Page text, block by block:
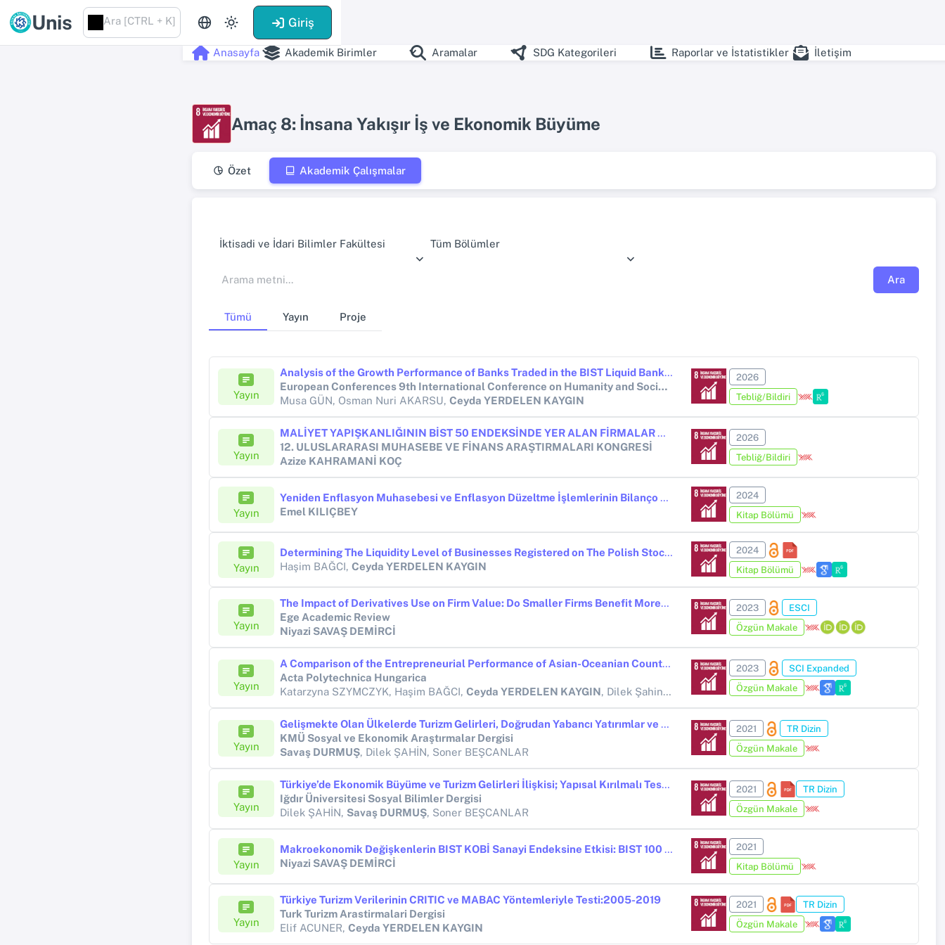
Unis Ara [CTRL + K] Giriş
Anasayfa Akademik Birimler Aramalar SDG Kategorileri Raporlar ve İstatistikler İletişim
Amaç 8: İnsana Yakışır İş ve Ekonomik Büyüme
Özet Akademik Çalışmalar
İktisadi ve İdari Bilimler Fakültesi Tüm Bölümler
Ara
Tümü Yayın Proje
Yayın
Analysis of the Growth Performance of Banks Traded in the BIST Liquid Bank Index: An Entropy and MAIRCA Approach
European Conferences 9th International Conference on Humanity and Social Sciences
Musa GÜN, Osman Nuri AKARSU, Ceyda YERDELEN KAYGIN
2026
Tebliğ/Bildiri
Yayın
MALİYET YAPIŞKANLIĞININ BİST 50 ENDEKSİNDE YER ALAN FİRMALAR ÜZERİNDE İNCELENMESİ
12. ULUSLARARASI MUHASEBE VE FİNANS ARAŞTIRMALARI KONGRESİ
Azize KAHRAMANİ KOÇ
2026
Tebliğ/Bildiri
Yayın
Yeniden Enflasyon Muhasebesi ve Enflasyon Düzeltme İşlemlerinin Bilanço Üzerindeki Etkisine Yönelik Bir Uygulama
Emel KILIÇBEY
2024
Kitap Bölümü
Yayın
Determining The Liquidity Level of Businesses Registered on The Polish Stock Exchange
Haşim BAĞCI, Ceyda YERDELEN KAYGIN
2024
Kitap Bölümü
Yayın
The Impact of Derivatives Use on Firm Value: Do Smaller Firms Benefit More? (Evidence from Borsa Istanbul)
Ege Academic Review
Niyazi SAVAŞ DEMİRCİ
2023
ESCI
Özgün Makale
Yayın
A Comparison of the Entrepreneurial Performance of Asian-Oceanian Countries via the Multi-Criteria Decision-Making Techniques of Critic, Aras, Waspas, Mairca and Borda Count Methods
Acta Polytechnica Hungarica
Katarzyna SZYMCZYK, Haşim BAĞCI, Ceyda YERDELEN KAYGIN, Dilek Şahin ÇEVİK
2023
SCI Expanded
Özgün Makale
Yayın
Gelişmekte Olan Ülkelerde Turizm Gelirleri, Doğrudan Yabancı Yatırımlar ve Ticari Açıklığın Ekonomik Büyüme Üzerine Etkisi
KMÜ Sosyal ve Ekonomik Araştırmalar Dergisi
Savaş DURMUŞ, Dilek ŞAHİN, Soner BEŞCANLAR
2021
TR Dizin
Özgün Makale
Yayın
Türkiye’de Ekonomik Büyüme ve Turizm Gelirleri İlişkisi; Yapısal Kırılmalı Test Analizi
Iğdır Üniversitesi Sosyal Bilimler Dergisi
Dilek ŞAHİN, Savaş DURMUŞ, Soner BEŞCANLAR
2021
TR Dizin
Özgün Makale
Yayın
Makroekonomik Değişkenlerin BIST KOBİ Sanayi Endeksine Etkisi: BIST 100 Endeksi ile Karşılaştırmalı Eşbütünleşme Analizi
Niyazi SAVAŞ DEMİRCİ
2021
Kitap Bölümü
Yayın
Türkiye Turizm Verilerinin CRITIC ve MABAC Yöntemleriyle Testi:2005-2019
Turk Turizm Arastirmalari Dergisi
Elif ACUNER, Ceyda YERDELEN KAYGIN
2021
TR Dizin
Özgün Makale